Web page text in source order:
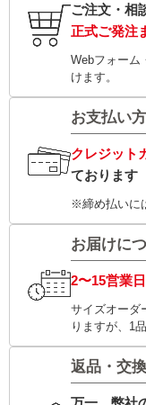
ご注文・相
正式ご発注
Webフォーム
けます。
お支払い
クレジット
ております
※締め払いに
お届けに
2〜15営業
サイズオーダ
りますが、1
返品・交